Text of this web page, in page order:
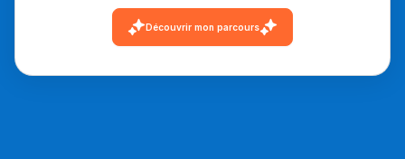
دليل التوجيه Découvrir mon parcours